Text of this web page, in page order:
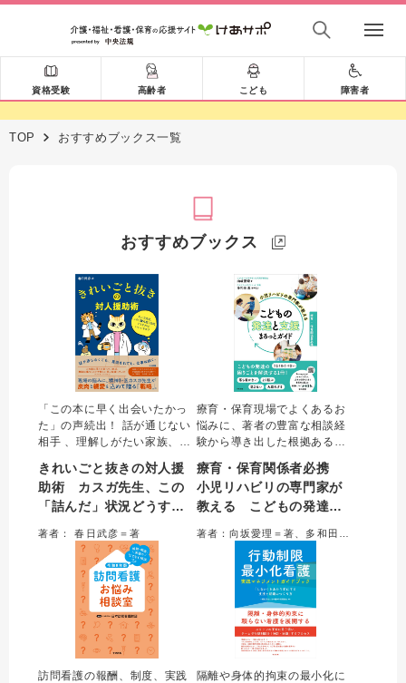
資格受験 高齢者 こども 障害者
TOP おすすめブックス一覧
おすすめブックス
「この本に早く出会いたかっ
た」の声続出！ 話が通じない
相手 、理解しがたい家族、拭
スガ先生とトリイさんの会話
で、現場の「詰んだ状況」を
解きほぐし、落としどころや
とかかわるすべての専門職に
贈る処方箋。
きれいごと抜きの対人援
助術 カスガ先生、この
「詰んだ」状況どうすれ
著者： 春日武彦＝著
療育・保育現場でよくあるお
悩みに、著者の豊富な相談経
験から導き出した根拠ある支
とば」など、5つの発達の困り
ごとの視点から、年齢に応じ
た専門性の高い解決策を解説
れられる内容で、専門職のバ
イブルとなる一冊。
療育・保育関係者必携
小児リハビリの専門家が
教える こどもの発達と
訪問看護の報酬、制度、実践
隔離や身体的拘束の最小化に